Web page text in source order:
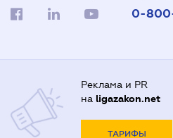
0-
Реклама и PR
на ligazakon.net
ТАРИФЫ